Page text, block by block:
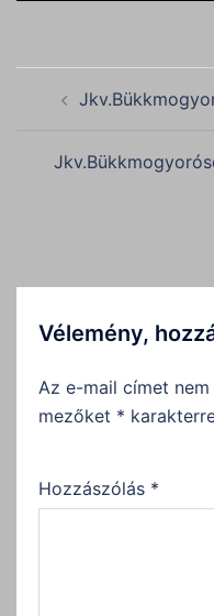
navigation
Vélemény,
Az e-mail címet
mezőket *
Hozzászólás *